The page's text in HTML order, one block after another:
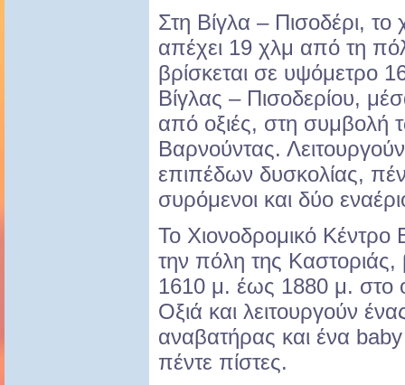
Στη Βίγλα – Πισοδέρι, το
απέχει 19 χλμ από τη
βρίσκεται σε υψόμετρο
Βίγλας – Πισοδερίου,
από οξιές, στη συμβολή
Βαρνούντας.
επιπέδων δυσκολίας,
συρόμενοι και δύο
Το Χιονοδρομικό Κέντρο
την πόλη της Καστοριάς,
1610 μ. έως 1880 μ. στο
Οξιά και λειτουργούν
αναβατήρας και ένα
πέντε πίστες.